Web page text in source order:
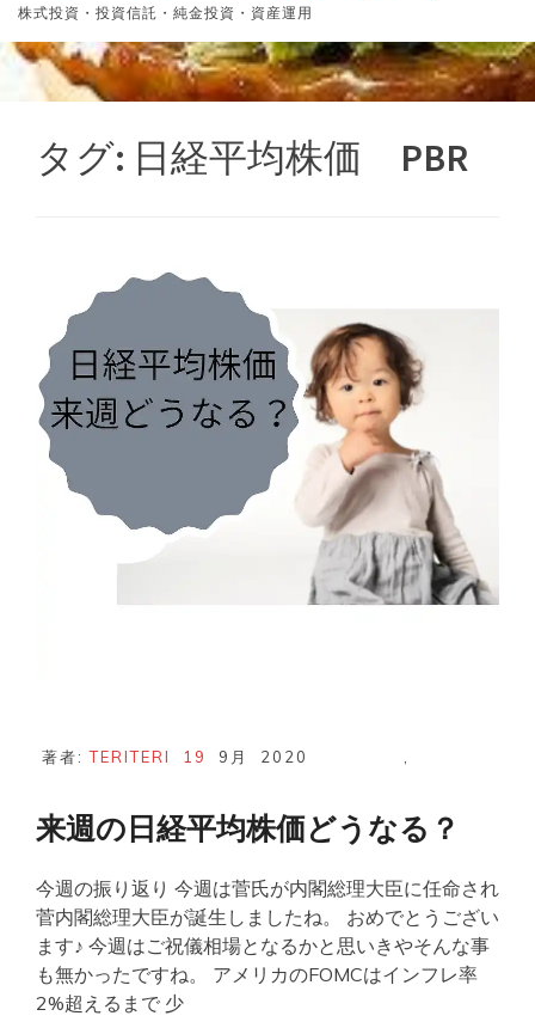
株式投資・投資信託・純金投資・資産運用
タグ: 日経平均株価 PBR
著者:TERITERI 19 9月 2020
来週の日経平均株価どうなる？
今週の振り返り 今週は菅氏が内閣総理大臣に任命され
菅内閣総理大臣が誕生しましたね。 おめでとうござい
ます♪ 今週はご祝儀相場となるかと思いきやそんな事
も無かったですね。 アメリカのFOMCはインフレ率
2%超えるまで 少